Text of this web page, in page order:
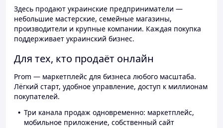
Здесь продают украинские предприниматели —
небольшие мастерские, семейные магазины,
производители и крупные компании. Каждая покупка
поддерживает украинский бизнес.
Для тех, кто продаёт онлайн
Prom — маркетплейс для бизнеса любого масштаба.
Лёгкий старт, удобное управление, доступ к миллионам
покупателей.
Три канала продаж одновременно: маркетплейс,
мобильное приложение, собственный сайт